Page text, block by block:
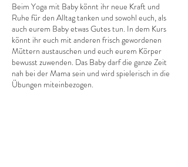
Beim Yoga mit Baby könnt ihr neue Kraft und
Ruhe für den Alltag tanken und sowohl euch, als
auch eurem Baby etwas Gutes tun. In dem Kurs
könnt ihr euch mit anderen frisch gewordenen
Müttern austauschen und euch eurem Körper
bewusst zuwenden. Das Baby darf die ganze Zeit
nah bei der Mama sein und wird spielerisch in die
Übungen miteinbezogen.